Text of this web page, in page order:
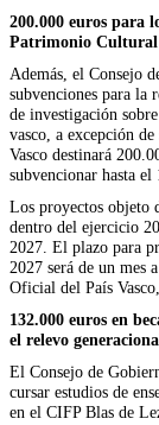
200.000 euros para
Patrimonio Cultural
Además, el Consejo
subvenciones para la
de investigación
vasco, a excepción
Vasco destinará
subvencionar hasta
Los proyectos objeto
dentro del ejercicio
2027. El plazo para
2027 será de un mes
Oficial del País
132.000 euros en
el relevo
El Consejo de
cursar estudios de
en el CIFP Blas de